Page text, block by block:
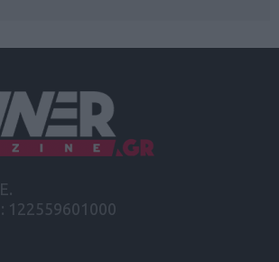
122559601000